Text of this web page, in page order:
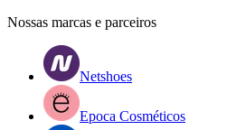
Nossas marcas e parceiros
Netshoes
Epoca Cosméticos